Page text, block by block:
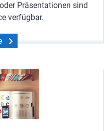
Präsentationen sind
verfügbar.